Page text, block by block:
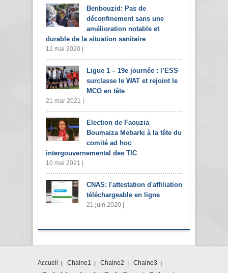
Benbouzid: Pas de
déconfinement sans une
amélioration notable et
durable de la situation sanitaire
12 mai 2020 |
Ligue 1 – 19e journée : l’ESS
surclasse le WAT et rejoint le
MCO en tête
21 mar 2021 |
Election de Faouzia
Boumaiza Mebarki à la tête du
comité ad hoc
intergouvernemental des TIC
10 mai 2021 |
CNAS: l'attestation d'affiliation
téléchargeable en ligne
21 juin 2020 |
Accueil Chaine1 Chaine2
Chaine3